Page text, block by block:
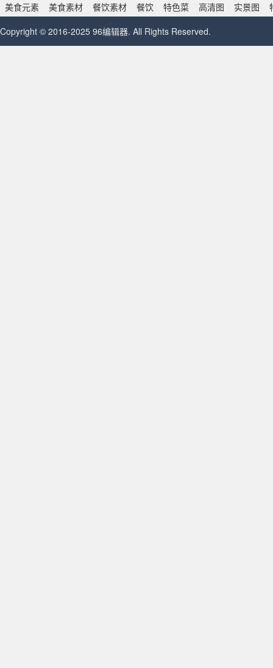
美食元素 美食素材 餐饮素材 餐饮 特色菜 高清图 实景图
Copyright © 2016-2025 96编辑器. All Rights Reserved.